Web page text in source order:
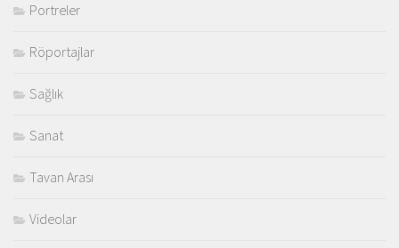
Portreler
Röportajlar
Sağlık
Sanat
Tavan Arası
Videolar